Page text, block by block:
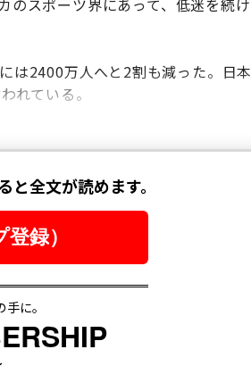
のスポーツ界にあって、低迷を続け
は2400万人へと2割も減った。日本
れている。